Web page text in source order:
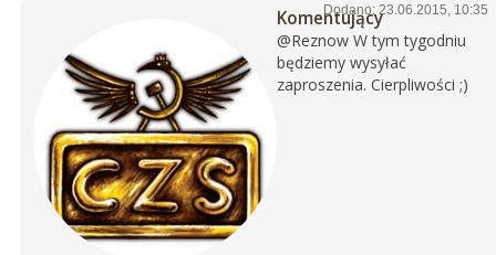
Dodano: 23.06.2015, 10:35
Komentujący
@Reznow W tym tygodniu
będziemy wysyłać
zaproszenia. Cierpliwości ;)